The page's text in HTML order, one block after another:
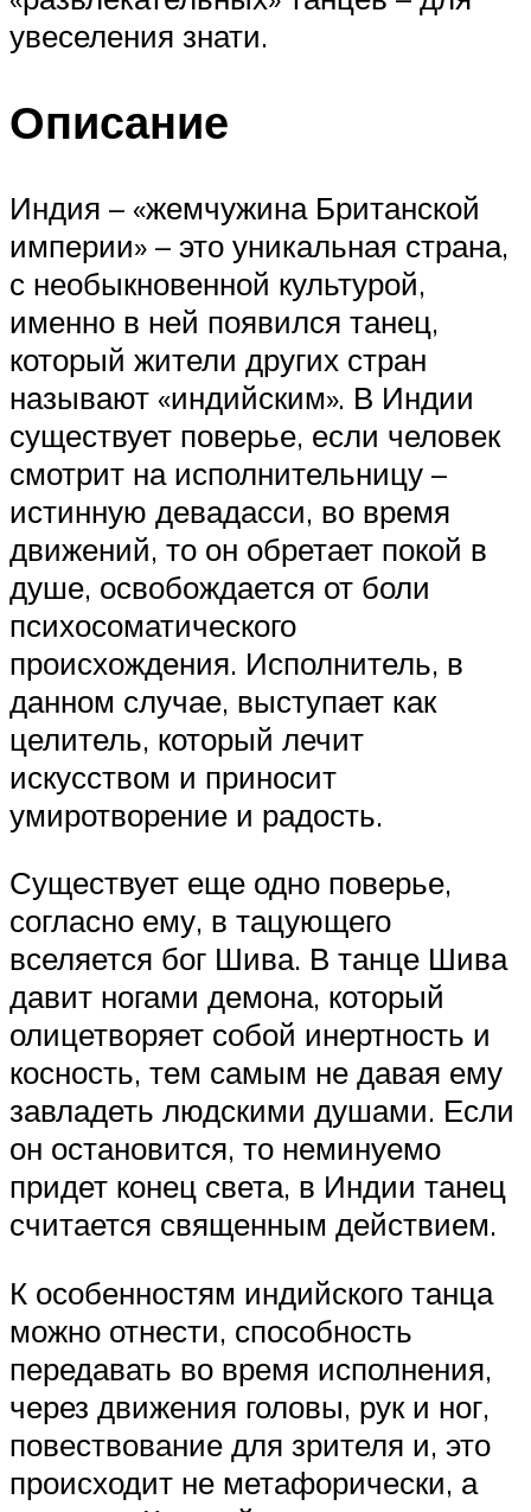
увеселения знати.
Описание
Индия – «жемчужина Британской
империи» – это уникальная страна,
с необыкновенной культурой,
именно в ней появился танец,
который жители других стран
называют «индийским». В Индии
существует поверье, если человек
смотрит на исполнительницу –
истинную девадасси, во время
движений, то он обретает покой в
душе, освобождается от боли
психосоматического
происхождения. Исполнитель, в
данном случае, выступает как
целитель, который лечит
искусством и приносит
умиротворение и радость.
Существует еще одно поверье,
согласно ему, в тацующего
вселяется бог Шива. В танце Шива
давит ногами демона, который
олицетворяет собой инертность и
косность, тем самым не давая ему
завладеть людскими душами. Если
он остановится, то неминуемо
придет конец света, в Индии танец
считается священным действием.
К особенностям индийского танца
можно отнести, способность
передавать во время исполнения,
через движения головы, рук и ног,
повествование для зрителя и, это
происходит не метафорически, а